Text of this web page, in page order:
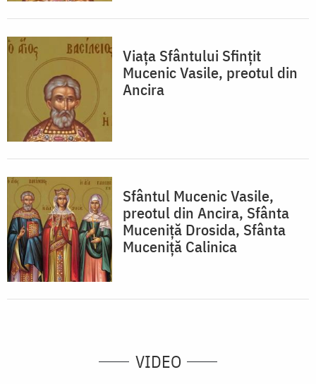
Viața Sfântului Sfințit
Mucenic Vasile, preotul din
Ancira
Sfântul Mucenic Vasile,
preotul din Ancira, Sfânta
Muceniță Drosida, Sfânta
Muceniță Calinica
VIDEO